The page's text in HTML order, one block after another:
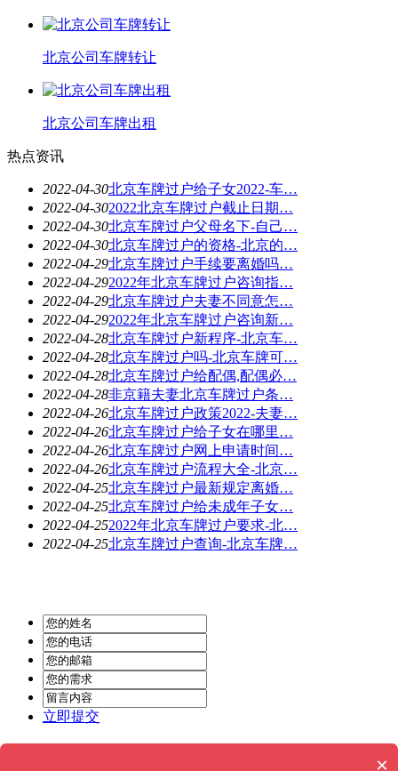
北京公司车牌转让
北京公司车牌出租
热点资讯
2022-04-30北京车牌过户给子女2022-车…
2022-04-302022北京车牌过户截止日期…
2022-04-30北京车牌过户父母名下-自己…
2022-04-30北京车牌过户的资格-北京的…
2022-04-29北京车牌过户手续要离婚吗…
2022-04-292022年北京车牌过户咨询指…
2022-04-29北京车牌过户夫妻不同意怎…
2022-04-292022年北京车牌过户咨询新…
2022-04-28北京车牌过户新程序-北京车…
2022-04-28北京车牌过户吗-北京车牌可…
2022-04-28北京车牌过户给配偶,配偶必…
2022-04-28非京籍夫妻北京车牌过户条…
2022-04-26北京车牌过户政策2022-夫妻…
2022-04-26北京车牌过户给子女在哪里…
2022-04-26北京车牌过户网上申请时间…
2022-04-26北京车牌过户流程大全-北京…
2022-04-25北京车牌过户最新规定离婚…
2022-04-25北京车牌过户给未成年子女…
2022-04-252022年北京车牌过户要求-北…
2022-04-25北京车牌过户查询-北京车牌…
立即提交
Powered byMetInfo 6.2.0© 2008-2022MetInfo Inc.
×